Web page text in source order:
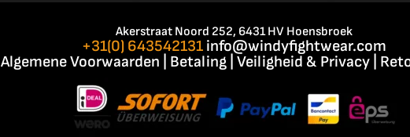
Akerstraat Noord 252, 6431 HV Hoensbroek
+31(0) 643542131info@windyfightwear.com
Algemene Voorwaarden
Betaling Veiligheid & Privacy